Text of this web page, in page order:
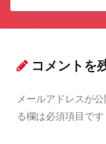
コメントを
メールアドレスが
る欄は必須項目です